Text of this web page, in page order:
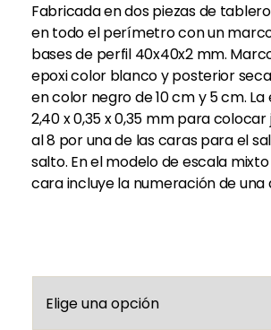
Fabricada en dos piezas de
en todo el perímetro con un
bases de perfil 40x40x2 mm.
epoxi color blanco y posterior
en color negro de 10 cm y 5 cm.
2,40 x 0,35 x 0,35 mm para
al 8 por una de las caras para el
salto. En el modelo de escala
cara incluye la numeración de una